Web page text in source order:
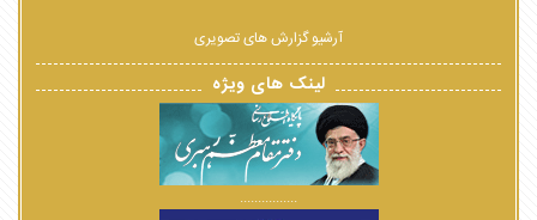
آرشیو گزارش های تصویری
لینک های ویژه
................